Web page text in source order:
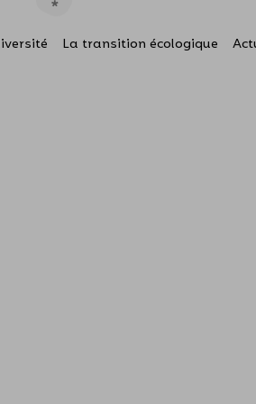
La transition écologique